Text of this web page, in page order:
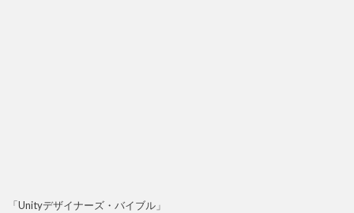
「Unityデザイナーズ・バイブル」